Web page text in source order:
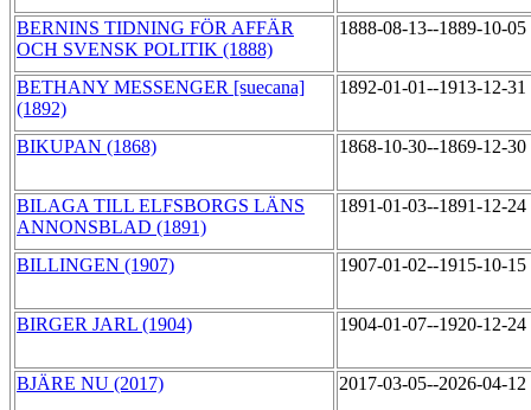
BERNINS TIDNING FÖR AFFÄR
OCH SVENSK POLITIK (1888)
1888-08-13--1889-10-05
BETHANY MESSENGER [suecana]
(1892)
1892-01-01--1913-12-31
BIKUPAN (1868) 1868-10-30--1869-12-30
BILAGA TILL ELFSBORGS LÄNS
ANNONSBLAD (1891)
1891-01-03--1891-12-24
BILLINGEN (1907) 1907-01-02--1915-10-15
BIRGER JARL (1904) 1904-01-07--1920-12-24
BJÄRE NU (2017) 2017-03-05--2026-04-12